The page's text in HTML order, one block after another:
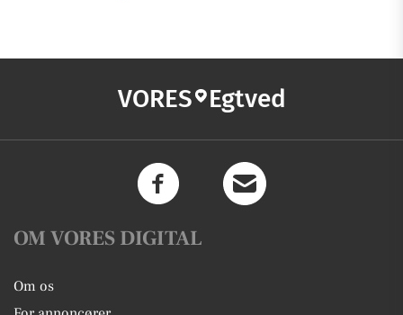
VORES Egtved
OM VORES DIGITAL
Om os